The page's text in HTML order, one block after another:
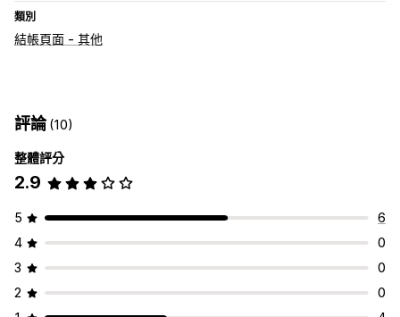
類別
結帳頁面 - 其他
評論(10)
整體評分
2.9
5
6
4
0
3
0
2
0